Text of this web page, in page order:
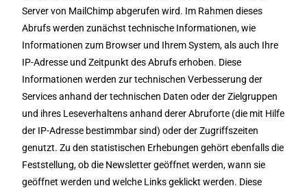
Server von MailChimp abgerufen wird. Im Rahmen dieses
Abrufs werden zunächst technische Informationen, wie
Informationen zum Browser und Ihrem System, als auch Ihre
IP-Adresse und Zeitpunkt des Abrufs erhoben. Diese
Informationen werden zur technischen Verbesserung der
Services anhand der technischen Daten oder der Zielgruppen
und ihres Leseverhaltens anhand derer Abruforte (die mit Hilfe
der IP-Adresse bestimmbar sind) oder der Zugriffszeiten
genutzt. Zu den statistischen Erhebungen gehört ebenfalls die
Feststellung, ob die Newsletter geöffnet werden, wann sie
geöffnet werden und welche Links geklickt werden. Diese